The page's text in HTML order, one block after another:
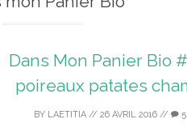
Dans Mon Panier Bio
poireaux patates
BY LAETITIA// 26 AVRIL 2016// 5